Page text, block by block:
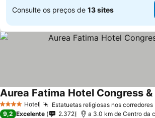
Consulte os preços de 13 sites
4 EstrelasHotel Estatuetas religiosas nos corredores
Aurea Fatima Hotel Congress &
9,2 Excelente 2.372 a 3.0 km de Centro da